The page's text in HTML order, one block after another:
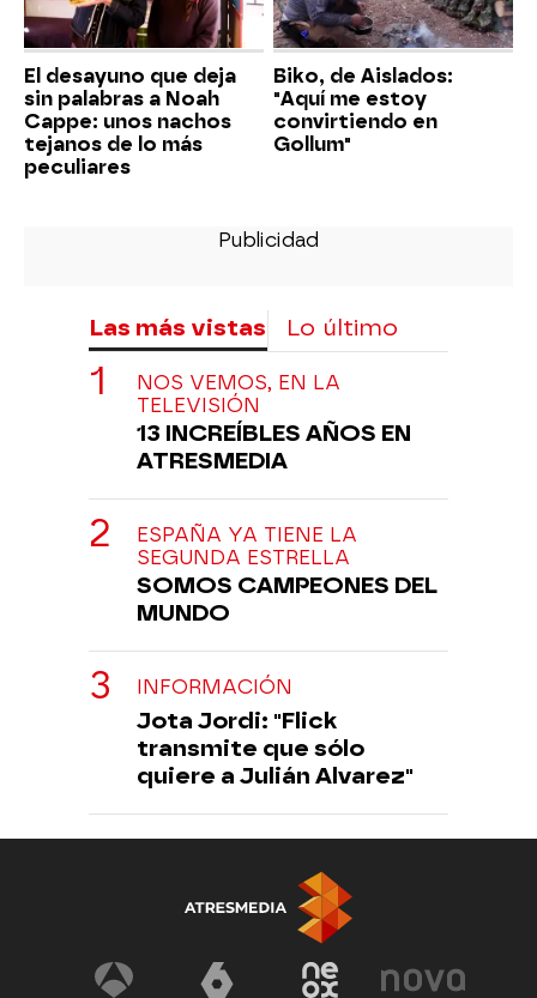
El desayuno que deja
sin palabras a Noah
Cappe: unos nachos
tejanos de lo más
peculiares
Biko, de Aislados:
"Aquí me estoy
convirtiendo en
Gollum"
Las más vistas Lo último
NOS VEMOS, EN LA
TELEVISIÓN
13 INCREÍBLES AÑOS EN
ATRESMEDIA
ESPAÑA YA TIENE LA
SEGUNDA ESTRELLA
SOMOS CAMPEONES DEL
MUNDO
INFORMACIÓN
Jota Jordi: "Flick
transmite que sólo
quiere a Julián Alvarez"